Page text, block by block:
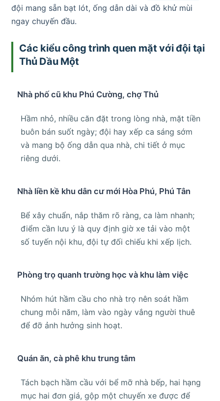
đội mang sẵn bạt lót, ống dẫn dài và đồ khử mùi
ngay chuyến đầu.
Các kiểu công trình quen mặt với đội tại
Thủ Dầu Một
Nhà phố cũ khu Phú Cường, chợ Thủ
Hầm nhỏ, nhiều căn đặt trong lòng nhà, mặt tiền
buôn bán suốt ngày; đội hay xếp ca sáng sớm
và mang bộ ống dẫn qua nhà, chi tiết ở mục
riêng dưới.
Nhà liền kề khu dân cư mới Hòa Phú, Phú Tân
Bể xây chuẩn, nắp thăm rõ ràng, ca làm nhanh;
điểm cần lưu ý là quy định giờ xe tải vào một
số tuyến nội khu, đội tự đối chiếu khi xếp lịch.
Phòng trọ quanh trường học và khu làm việc
Nhóm hút hầm cầu cho nhà trọ nên soát hầm
chung mỗi năm, làm vào ngày vắng người thuê
để đỡ ảnh hưởng sinh hoạt.
Quán ăn, cà phê khu trung tâm
Tách bạch hầm cầu với bể mỡ nhà bếp, hai hạng
mục hai đơn giá, gộp một chuyến xe được để